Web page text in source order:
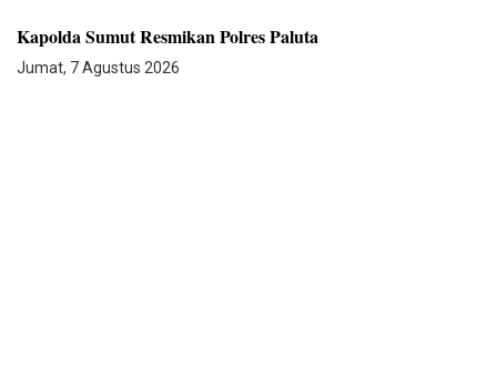
Kapolda Sumut Resmikan Polres Paluta
Jumat, 7 Agustus 2026